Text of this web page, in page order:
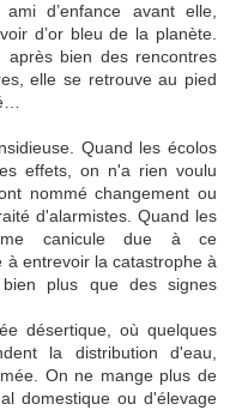
d’enfance avant elle,
d’or bleu de la planète.
bien des rencontres
elle se retrouve au pied
Quand les écolos
effets, on n'a rien voulu
nommé changement ou
d'alarmistes. Quand les
canicule due à ce
entrevoir la catastrophe à
plus que des signes
désertique, où quelques
la distribution d'eau,
On ne mange plus de
domestique ou d'élevage